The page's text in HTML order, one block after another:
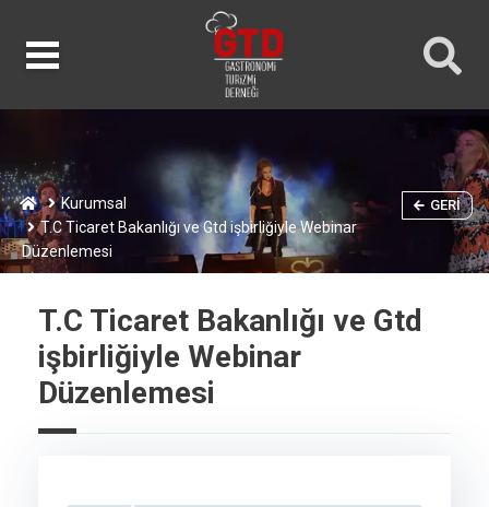
Kurumsal
T.C Ticaret Bakanlığı ve Gtd işbirliğiyle Webinar
Düzenlemesi
GERI
T.C Ticaret Bakanlığı ve Gtd
işbirliğiyle Webinar
Düzenlemesi